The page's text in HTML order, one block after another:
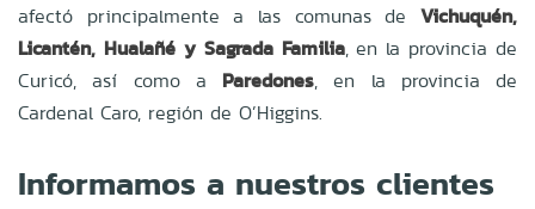
afectó principalmente a las comunas de Vichuquén,
Licantén, Hualañé y Sagrada Familia, en la provincia de
Curicó, así como a Paredones, en la provincia de
Cardenal Caro, región de O’Higgins.
Informamos a nuestros clientes